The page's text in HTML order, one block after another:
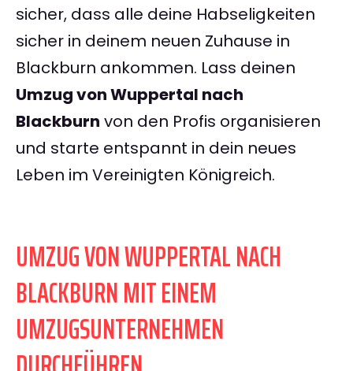
sicher, dass alle deine Habseligkeiten
sicher in deinem neuen Zuhause in
Blackburn ankommen. Lass deinen
Umzug von Wuppertal nach
Blackburn von den Profis organisieren
und starte entspannt in dein neues
Leben im Vereinigten Königreich.
UMZUG VON WUPPERTAL NACH
BLACKBURN MIT EINEM
UMZUGSUNTERNEHMEN